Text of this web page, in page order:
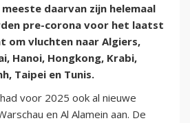
daarvan zijn helemaal
pre-corona voor het laatst
om vluchten naar Algiers,
Hanoi, Hongkong, Krabi,
Taipei en Tunis.
voor 2025 ook al nieuwe
en Al Alamein aan. De